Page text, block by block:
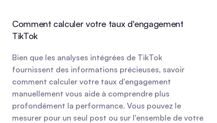
Comment calculer votre taux d'engagement
TikTok
Bien que les analyses intégrées de TikTok
fournissent des informations précieuses, savoir
comment calculer votre taux d'engagement
manuellement vous aide à comprendre plus
profondément la performance. Vous pouvez le
mesurer pour un seul post ou sur l'ensemble de votre